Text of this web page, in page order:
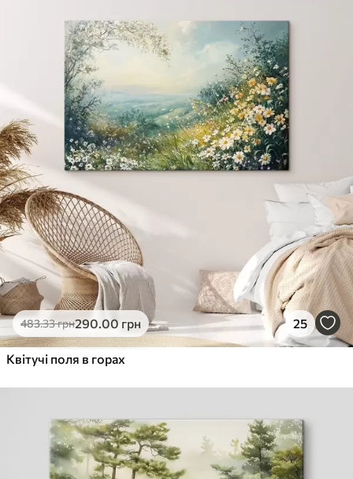
Яскраві, насичені кольори
Стійкість до вицвітання
Безпечне чорнило без запаху
Поверхня з текстурою полотна
Екологічний матеріал
Преміум
Від .00грн
✓Яскраві, насичені кольори
✓Стійкість до вицвітання
✓Безпечне чорнило без запаху
✓Поверхня з текстурою полотна
✗Екологічний матеріал
Еко-Преміум
.00грн
✓Яскраві, насичені кольори
Екологічний матеріал
483.33грн290.00 грн 25
Квітучі поля в горах